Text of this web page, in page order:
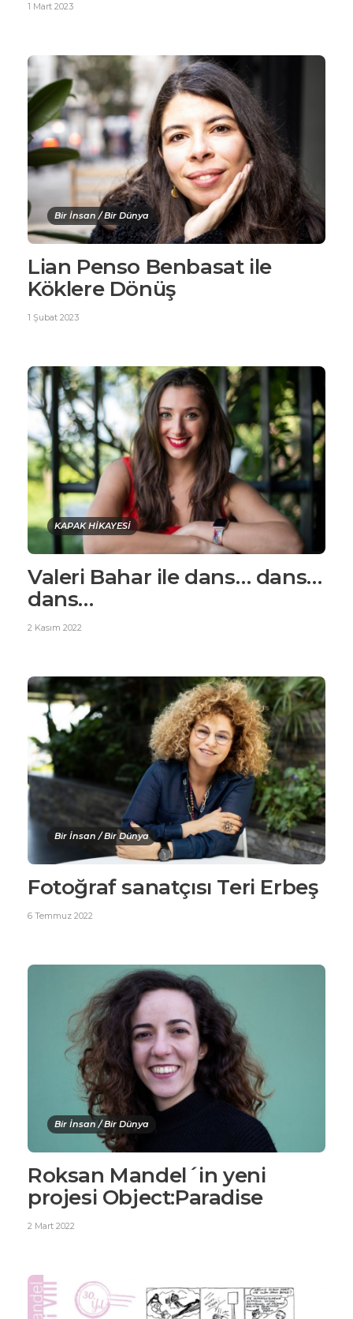
1 Mart 2023
Bir İnsan / Bir Dünya
Lian Penso Benbasat ile
Köklere Dönüş
1 Şubat 2023
KAPAK HİKAYESİ
Valeri Bahar ile dans… dans…
dans…
2 Kasım 2022
Bir İnsan / Bir Dünya
Fotoğraf sanatçısı Teri Erbeş
6 Temmuz 2022
Bir İnsan / Bir Dünya
Roksan Mandel´in yeni
projesi Object:Paradise
2 Mart 2022